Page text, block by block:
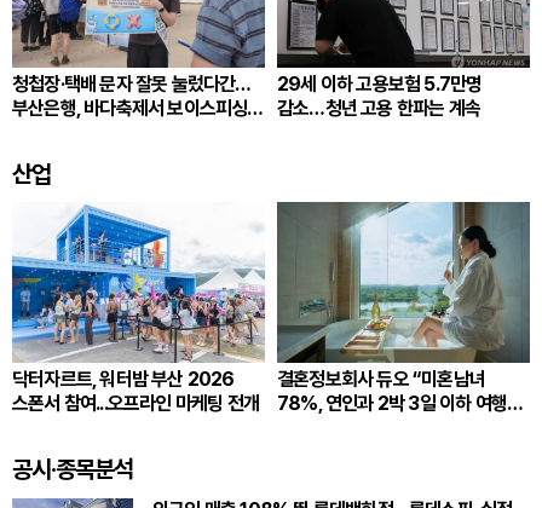
청첩장·택배 문자 잘못 눌렀다간…
부산은행, 바다축제서 보이스피싱
29세 이하 고용보험 5.7만명
감소…청년 고용 한파는 계속
산업
닥터자르트, 워터밤 부산 2026
스폰서 참여...오프라인 마케팅 전개
결혼정보회사 듀오 “미혼남녀
78%, 연인과 2박 3일 이하 여행
공시·종목분석